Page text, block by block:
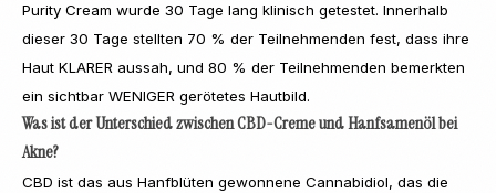
Purity Cream wurde 30 Tage lang klinisch getestet. Innerhalb
dieser 30 Tage stellten 70 % der Teilnehmenden fest, dass ihre
Haut KLARER aussah, und 80 % der Teilnehmenden bemerkten
ein sichtbar WENIGER gerötetes Hautbild.
Was ist der Unterschied zwischen CBD-Creme und Hanfsamenöl bei
Akne?
CBD ist das aus Hanfblüten gewonnene Cannabidiol, das die